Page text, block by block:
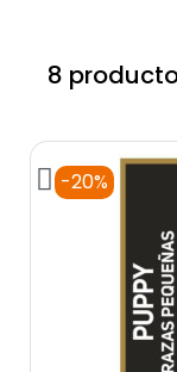
8
-20%